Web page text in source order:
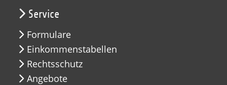
Service
Formulare
Einkommenstabellen
Rechtsschutz
Angebote